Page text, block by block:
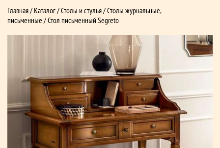
Главная/ Каталог/Столы и стулья/Столы журнальные,
письменные / Стол письменный Segreto